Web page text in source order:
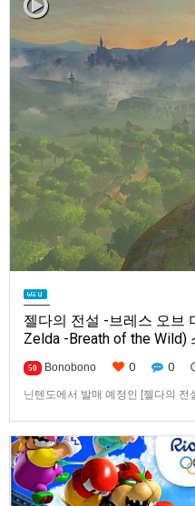
젤다의 전설 -브레스 오브
Zelda -Breath of the Wild)
50 Bonobono 0 0
닌텐도에서 발매 예정인 [젤다의
04:07:05 User News에서 이동 됨]